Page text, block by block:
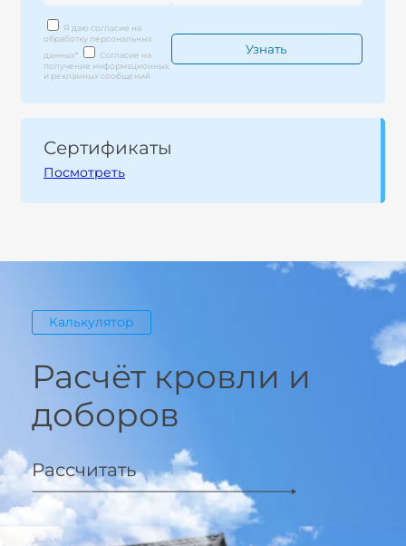
Я даю согласие на
обработку персональных
данных*
Согласие на
получение информационных
и рекламных сообщений
Сертификаты
Посмотреть
Калькулятор
Расчёт кровли и
доборов
Рассчитать